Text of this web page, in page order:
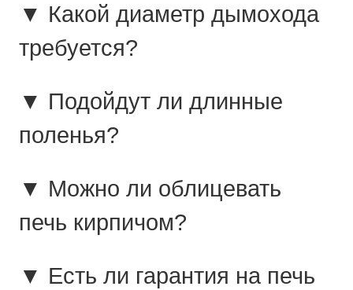
▼ Какой диаметр дымохода
требуется?
▼ Подойдут ли длинные
поленья?
▼ Можно ли облицевать
печь кирпичом?
▼ Есть ли гарантия на печь